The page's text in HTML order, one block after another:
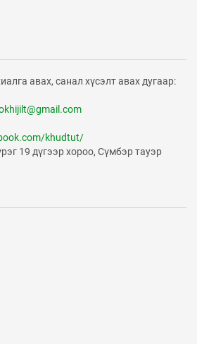
авах, санал хүсэлт авах дугаар:
khudtut/
19 дүгээр хороо, Сүмбэр тауэр